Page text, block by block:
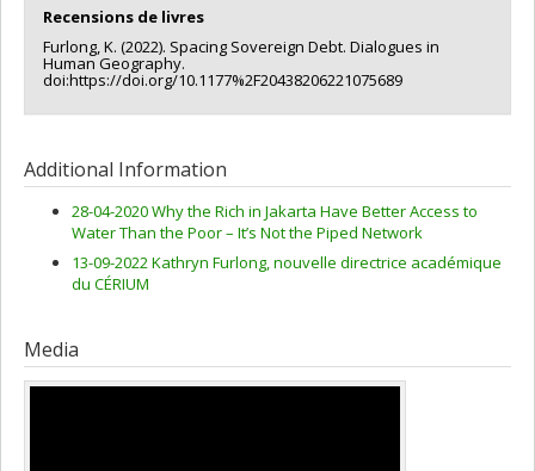
Recensions de livres
Furlong, K. (2022). Spacing Sovereign Debt. Dialogues in
Human Geography.
doi:https://doi.org/10.1177%2F20438206221075689
Additional Information
28-04-2020 Why the Rich in Jakarta Have Better Access to
Water Than the Poor – It’s Not the Piped Network
13-09-2022 Kathryn Furlong, nouvelle directrice académique
du CÉRIUM
Media